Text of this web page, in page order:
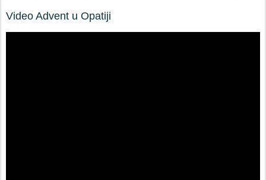
Video Advent u Opatiji